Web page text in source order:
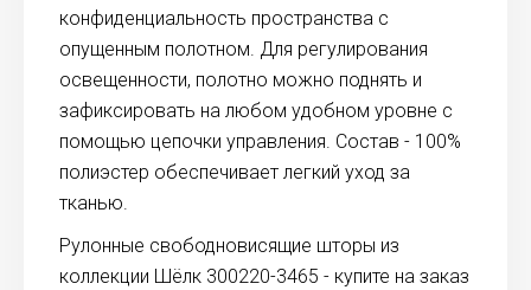
конфиденциальность пространства с
опущенным полотном. Для регулирования
освещенности, полотно можно поднять и
зафиксировать на любом удобном уровне с
помощью цепочки управления. Состав - 100%
полиэстер обеспечивает легкий уход за
тканью.
Рулонные свободновисящие шторы из
коллекции Шёлк 300220-3465 - купите на заказ